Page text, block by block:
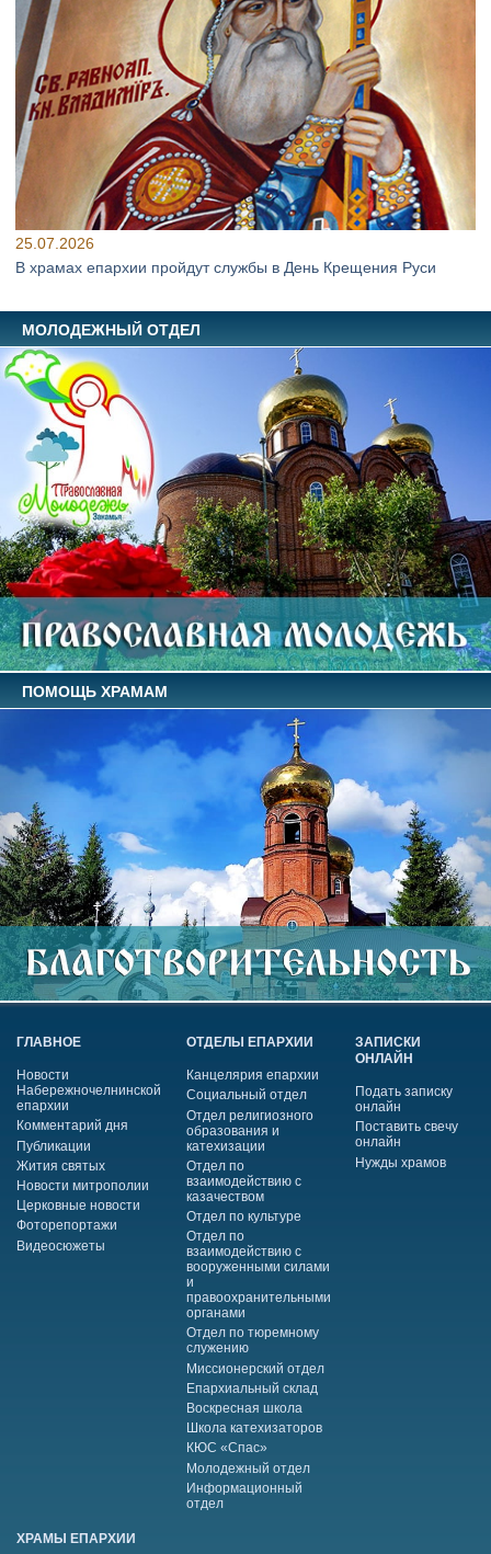
25.07.2026
В храмах епархии пройдут службы в День Крещения Руси
МОЛОДЕЖНЫЙ ОТДЕЛ
ПОМОЩЬ ХРАМАМ
ГЛАВНОЕ
Новости
Набережночелнинской
епархии
Комментарий дня
Публикации
Жития святых
Новости митрополии
Церковные новости
Фоторепортажи
Видеосюжеты
ОТДЕЛЫ ЕПАРХИИ
Канцелярия епархии
Социальный отдел
Отдел религиозного
образования и
катехизации
Отдел по
взаимодействию с
казачеством
Отдел по культуре
Отдел по
взаимодействию с
вооруженными силами
и
правоохранительными
органами
Отдел по тюремному
служению
Миссионерский отдел
Епархиальный склад
Воскресная школа
Школа катехизаторов
КЮС «Спас»
Молодежный отдел
Информационный
отдел
ЗАПИСКИ
ОНЛАЙН
Подать записку
онлайн
Поставить свечу
онлайн
Нужды храмов
ХРАМЫ ЕПАРХИИ